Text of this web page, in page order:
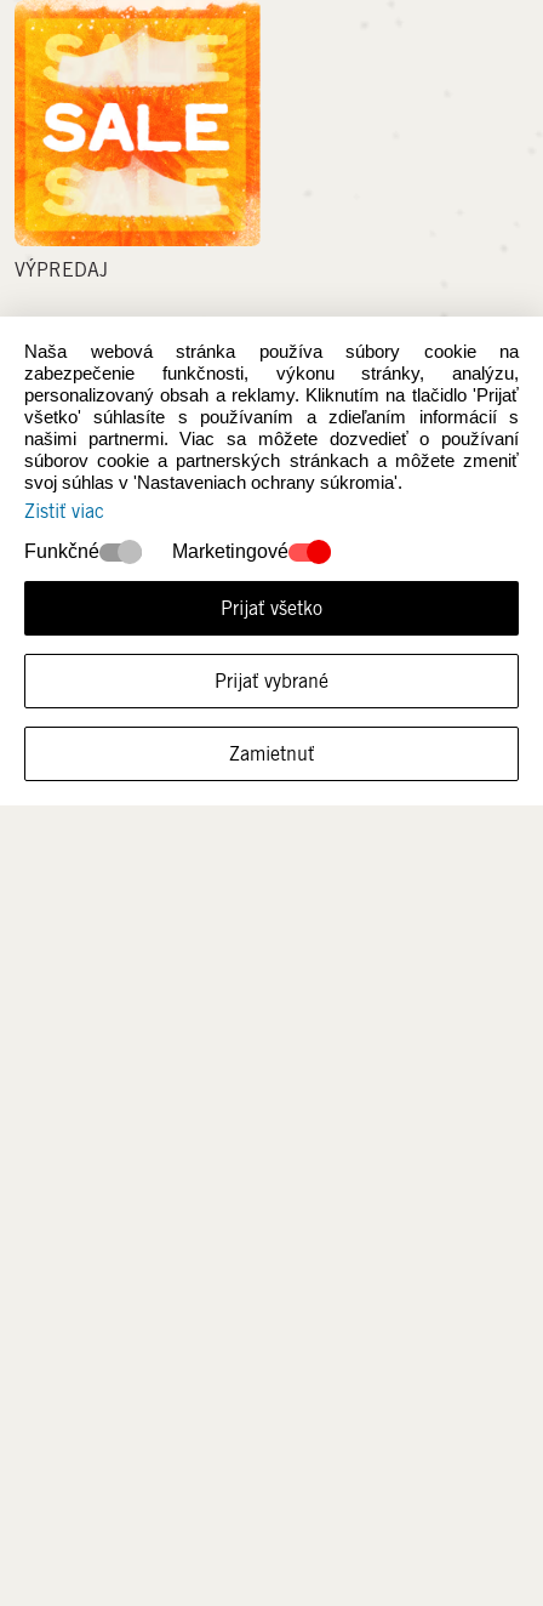
FILTROVAŤ VEĽKOSTI
VÝPREDAJ
PODPORA
Spôsob platby
Náklady na dopravu
Odstúpiť od zmluvy tu
Reklamácia
Kontaktný formulár
Naša webová stránka používa súbory cookie na
zabezpečenie funkčnosti, výkonu stránky, analýzu,
personalizovaný obsah a reklamy. Kliknutím na tlačidlo 'Prijať
všetko' súhlasíte s používaním a zdieľaním informácií s
našimi partnermi. Viac sa môžete dozvedieť o používaní
súborov cookie a partnerských stránkach a môžete zmeniť
svoj súhlas v 'Nastaveniach ochrany súkromia'.
Zistiť viac
Funkčné Marketingové
Prijať všetko
Prijať vybrané
Zamietnuť